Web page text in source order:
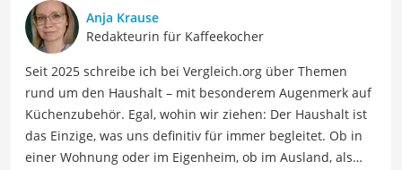
Thema besucht, z.B. eine Latte-Art-Schulung bei der
Rösterei Heilandt und eine Sensorik-Schulung der
Specialty Coffee Association bei der Bonner Kaffeeschule.
Wenn sie nicht über Kaffee schreibt, kann sie sich mit
ihren Freundinnen stundenlang über die gemeinsamen
Disney-Lieblingsfilme (insbesondere aus den 90ern)
unterhalten.
Der Lelit-Siebträger-Vergleich ist aus unserer Sicht
Anja Krause
Redakteurin für Kaffeekocher
Seit 2025 schreibe ich bei Vergleich.org über Themen
rund um den Haushalt – mit besonderem Augenmerk auf
Küchenzubehör. Egal, wohin wir ziehen: Der Haushalt ist
das Einzige, was uns definitiv für immer begleitet. Ob in
einer Wohnung oder im Eigenheim, ob im Ausland, als